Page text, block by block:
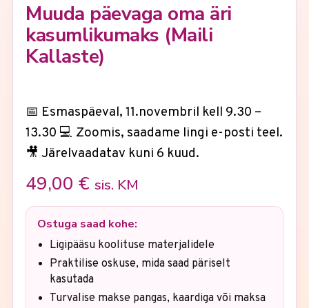
Muuda päevaga oma äri
kasumlikumaks (Maili
Kallaste)
📅 Esmaspäeval, 11.novembril kell 9.30 –
13.30 💻 Zoomis, saadame lingi e-posti teel.
🎥 Järelvaadatav kuni 6 kuud.
49,00 € sis. KM
Ostuga saad kohe:
Ligipääsu koolituse materjalidele
Praktilise oskuse, mida saad päriselt
kasutada
Turvalise makse pangas, kaardiga või maksa